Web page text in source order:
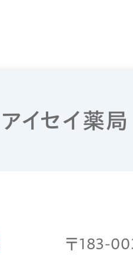
アイセイ薬
〒183-